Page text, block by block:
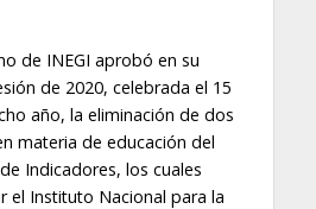
de INEGI aprobó en su
de 2020, celebrada el 15
año, la eliminación de dos
materia de educación del
Indicadores, los cuales
el Instituto Nacional para la